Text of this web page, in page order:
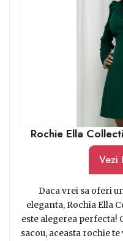
Rochie Ella
Vezi
Daca vrei sa oferi
eleganta, Rochia Ella
este alegerea perfecta!
sacou, aceasta rochie